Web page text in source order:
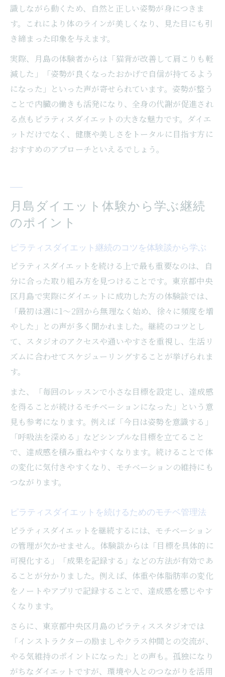
識しながら動くため、自然と正しい姿勢が身につきま
す。これにより体のラインが美しくなり、見た目にも引
き締まった印象を与えます。
実際、月島の体験者からは「猫背が改善して肩こりも軽
減した」「姿勢が良くなったおかげで自信が持てるよう
になった」といった声が寄せられています。姿勢が整う
ことで内臓の働きも活発になり、全身の代謝が促進され
る点もピラティスダイエットの大きな魅力です。ダイエ
ットだけでなく、健康や美しさをトータルに目指す方に
おすすめのアプローチといえるでしょう。
月島ダイエット体験から学ぶ継続
のポイント
ピラティスダイエット継続のコツを体験談から学ぶ
ピラティスダイエットを続ける上で最も重要なのは、自
分に合った取り組み方を見つけることです。東京都中央
区月島で実際にダイエットに成功した方の体験談では、
「最初は週に1〜2回から無理なく始め、徐々に頻度を増
やした」との声が多く聞かれました。継続のコツとし
て、スタジオのアクセスや通いやすさを重視し、生活リ
ズムに合わせてスケジューリングすることが挙げられま
す。
また、「毎回のレッスンで小さな目標を設定し、達成感
を得ることが続けるモチベーションになった」という意
見も参考になります。例えば「今日は姿勢を意識する」
「呼吸法を深める」などシンプルな目標を立てること
で、達成感を積み重ねやすくなります。続けることで体
の変化に気付きやすくなり、モチベーションの維持にも
つながります。
ピラティスダイエットを続けるためのモチベ管理法
ピラティスダイエットを継続するには、モチベーション
の管理が欠かせません。体験談からは「目標を具体的に
可視化する」「成果を記録する」などの方法が有効であ
ることが分かりました。例えば、体重や体脂肪率の変化
をノートやアプリで記録することで、達成感を感じやす
くなります。
さらに、東京都中央区月島のピラティススタジオでは
「インストラクターの励ましやクラス仲間との交流が、
やる気維持のポイントになった」との声も。孤独になり
がちなダイエットですが、環境や人とのつながりを活用